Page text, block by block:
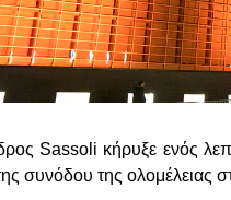
Sassoli κήρυξε ενός
συνόδου της ολομέλειας